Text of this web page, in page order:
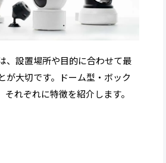
、設置場所や目的に合わせて最
が大切です。ドーム型・ボック
れぞれに特徴を紹介します。